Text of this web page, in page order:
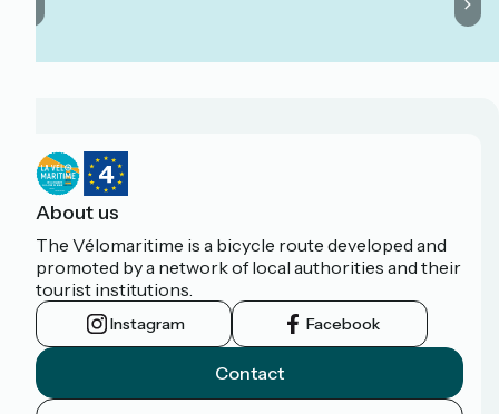
About us
The Vélomaritime is a bicycle route developed and
promoted by a network of local authorities and their
tourist institutions.
Instagram Facebook
Contact